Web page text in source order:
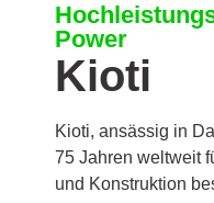
Power
Kioti
Kioti, ansässig in
75 Jahren weltweit
und Konstruktion